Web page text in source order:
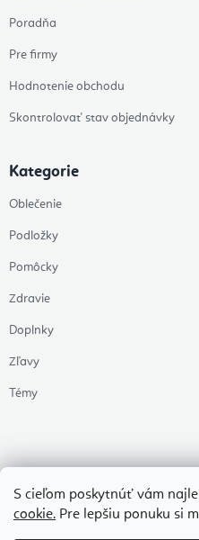
S cieľom poskytnúť vám
cookie. Pre lepšiu ponuku si
Poradňa
Pre firmy
Hodnotenie obchodu
Skontrolovať stav objednávky
Kategorie
Oblečenie
Podložky
Pomôcky
Zdravie
Doplnky
Zľavy
Témy